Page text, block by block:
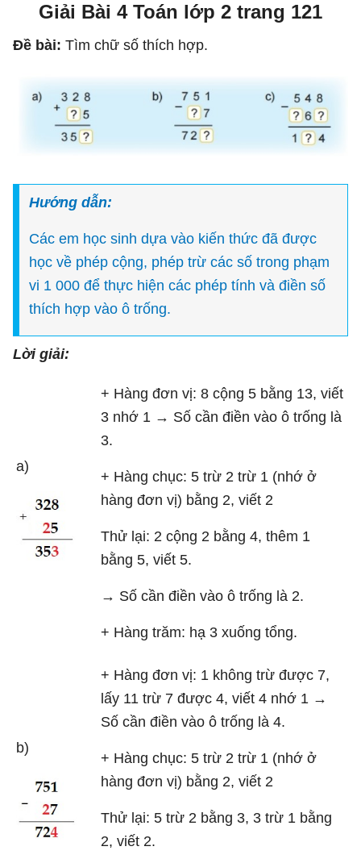
Giải Bài 4 Toán lớp 2 trang 121
Đề bài: Tìm chữ số thích hợp.
Hướng dẫn:
Các em học sinh dựa vào kiến thức đã được
học về phép cộng, phép trừ các số trong phạm
vi 1 000 để thực hiện các phép tính và điền số
thích hợp vào ô trống.
Lời giải:
a)
+ Hàng đơn vị: 8 cộng 5 bằng 13, viết
3 nhớ 1 → Số cần điền vào ô trống là
3.
+ Hàng chục: 5 trừ 2 trừ 1 (nhớ ở
hàng đơn vị) bằng 2, viết 2
Thử lại: 2 cộng 2 bằng 4, thêm 1
bằng 5, viết 5.
→ Số cần điền vào ô trống là 2.
+ Hàng trăm: hạ 3 xuống tổng.
b)
+ Hàng đơn vị: 1 không trừ được 7,
lấy 11 trừ 7 được 4, viết 4 nhớ 1 →
Số cần điền vào ô trống là 4.
+ Hàng chục: 5 trừ 2 trừ 1 (nhớ ở
hàng đơn vị) bằng 2, viết 2
Thử lại: 5 trừ 2 bằng 3, 3 trừ 1 bằng
2, viết 2.